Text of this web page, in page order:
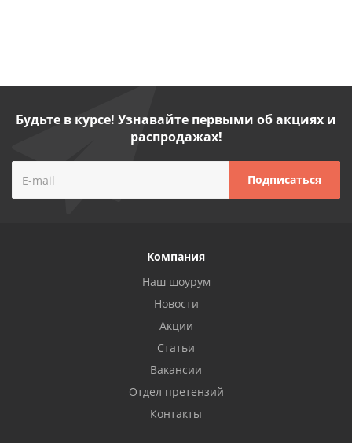
Будьте в курсе! Узнавайте первыми об акциях и
распродажах!
Компания
Наш шоурум
Новости
Акции
Статьи
Вакансии
Отдел претензий
Контакты